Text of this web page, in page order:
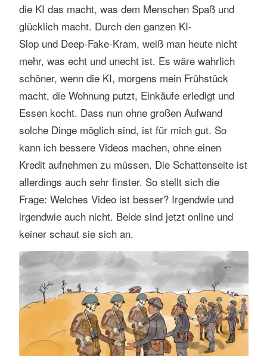
die KI das macht, was dem Menschen Spaß und
glücklich macht. Durch den ganzen KI-
Slop und Deep-Fake-Kram, weiß man heute nicht
mehr, was echt und unecht ist. Es wäre wahrlich
schöner, wenn die KI, morgens mein Frühstück
macht, die Wohnung putzt, Einkäufe erledigt und
Essen kocht. Dass nun ohne großen Aufwand
solche Dinge möglich sind, ist für mich gut. So
kann ich bessere Videos machen, ohne einen
Kredit aufnehmen zu müssen. Die Schattenseite ist
allerdings auch sehr finster. So stellt sich die
Frage: Welches Video ist besser? Irgendwie und
irgendwie auch nicht. Beide sind jetzt online und
keiner schaut sie sich an.